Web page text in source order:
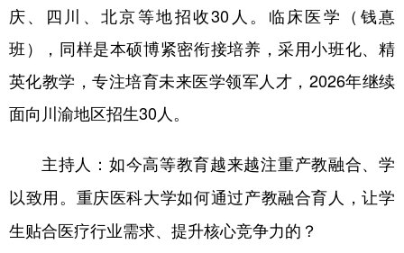
庆、四川、北京等地招收30人。临床医学（钱惪
班），同样是本硕博紧密衔接培养，采用小班化、精
英化教学，专注培育未来医学领军人才，2026年继续
面向川渝地区招生30人。
主持人：如今高等教育越来越注重产教融合、学
以致用。重庆医科大学如何通过产教融合育人，让学
生贴合医疗行业需求、提升核心竞争力的？